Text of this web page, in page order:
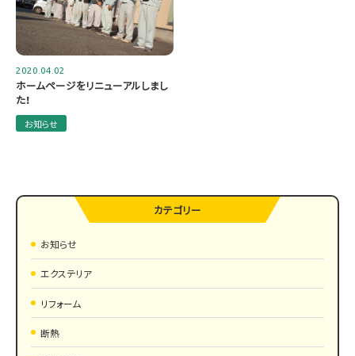
2020.04.02
ホームページをリニューアルしまし
た！
お知らせ
カテゴリー
お知らせ
エクステリア
リフォーム
断熱